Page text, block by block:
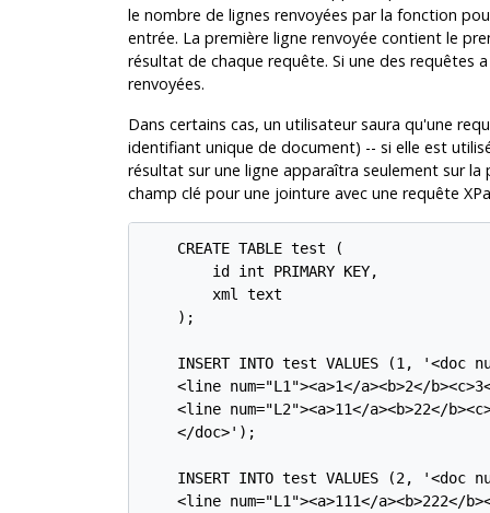
le nombre de lignes renvoyées par la fonction
entrée. La première ligne renvoyée contient le
résultat de chaque requête. Si une des requêtes
renvoyées.
Dans certains cas, un utilisateur saura qu'une
identifiant unique de document) -- si elle est
résultat sur une ligne apparaîtra seulement sur
champ clé pour une jointure avec une requête
    CREATE TABLE test (
        id int PRIMARY KEY,
        xml text
    );
INSERT INTO test VALUES (1, '<doc
<line num="L1"><a>1</a><b>2</
<line num="L2"><a>11</a><b>22</
    </doc>');
INSERT INTO test VALUES (2, '<doc
<line num="L1"><a>111</a><b>222</